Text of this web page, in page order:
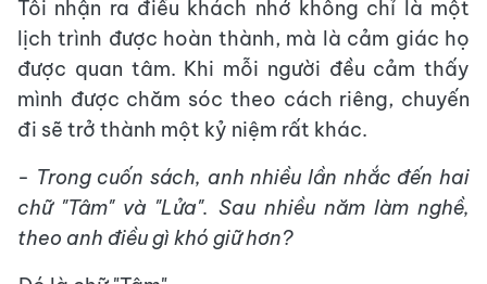
Tôi nhận ra điều khách nhớ không chỉ là một
lịch trình được hoàn thành, mà là cảm giác họ
được quan tâm. Khi mỗi người đều cảm thấy
mình được chăm sóc theo cách riêng, chuyến
đi sẽ trở thành một kỷ niệm rất khác.
- Trong cuốn sách, anh nhiều lần nhắc đến hai
chữ "Tâm" và "Lửa". Sau nhiều năm làm nghề,
theo anh điều gì khó giữ hơn?